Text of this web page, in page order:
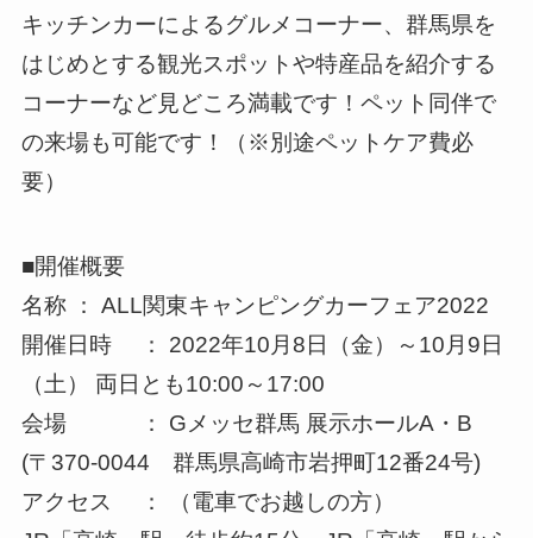
キッチンカーによるグルメコーナー、群馬県を
はじめとする観光スポットや特産品を紹介する
コーナーなど見どころ満載です！ペット同伴で
の来場も可能です！（※別途ペットケア費必
要）
■開催概要
名称 ： ALL関東キャンピングカーフェア2022
開催日時 ： 2022年10月8日（金）～10月9日
（土） 両日とも10:00～17:00
会場 ： Gメッセ群馬 展示ホールA・B
(〒370-0044 群馬県高崎市岩押町12番24号)
アクセス ： （電車でお越しの方）